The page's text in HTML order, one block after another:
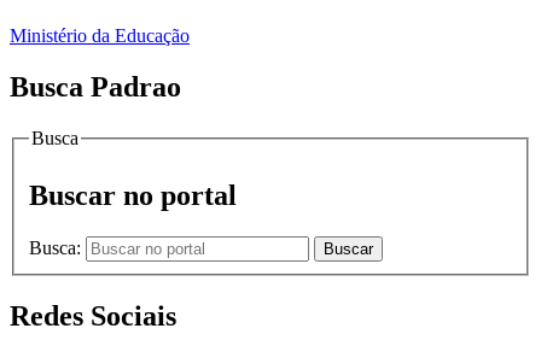
Ministério da Educação
Busca Padrao
Busca
Buscar no portal
Busca: Buscar
Redes Sociais